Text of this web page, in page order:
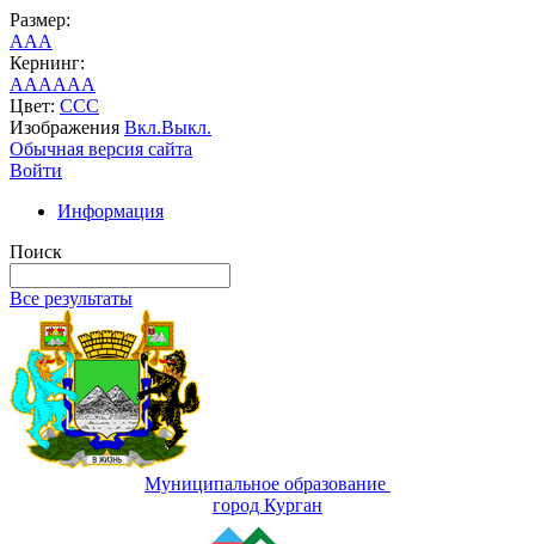
Размер:
AAA
Кернинг:
AAAAAA
Цвет: CCC
Изображения Вкл.Выкл.
Обычная версия сайта
Войти
Информация
Поиск
Все результаты
Муниципальное образование
город Курган